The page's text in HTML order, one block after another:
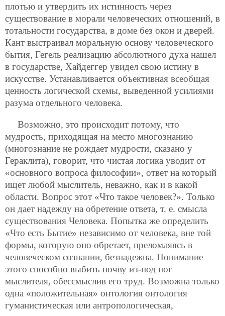
плотью и утвердить их истинность через
существование в морали человеческих отношений, в
тотальности государства, в доме без окон и дверей.
Кант выстраивал моральную основу человеческого
бытия, Гегель реализацию абсолютного духа нашел
в государстве, Хайдеггер увидел свою истину в
искусстве. Устанавливается объективная всеобщая
ценность логической схемы, выведенной усилиями
разума отдельного человека.
Возможно, это происходит потому, что
мудрость, приходящая на место многознанию
(многознание не рождает мудрости, сказано у
Гераклита), говорит, что чистая логика уводит от
«основного вопроса философии», ответ на который
ищет любой мыслитель, неважно, как и в какой
области. Вопрос этот «Что такое человек?». Только
он дает надежду на обретение ответа, т. е. смысла
существования Человека. Попытка же определить
«Что есть Бытие» независимо от человека, вне той
формы, которую оно обретает, преломляясь в
человеческом сознании, безнадежна. Понимание
этого способно выбить почву из-под ног
мыслителя, обессмыслив его труд. Возможна только
одна «положительная» онтология онтология
гуманистическая или антропологическая,